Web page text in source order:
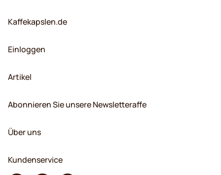
Kaffekapslen.de
Einloggen
Artikel
Abonnieren Sie unsere Newsletteraffe
Über uns
Kundenservice